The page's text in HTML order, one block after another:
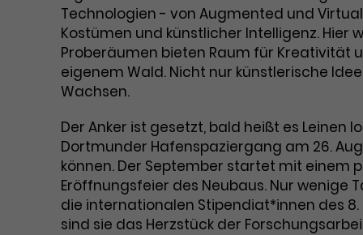
Technologien - von Augmented und
Kostümen und künstlicher Intelligenz.
Proberäumen bieten Raum für Kreativität
eigenem Wald. Nicht nur künstlerische
Wachsen.
Der Anker ist gesetzt, bald heißt es Leinen
Dortmunder Hafenspaziergang am 26.
können. Der September startet mit einem
Eröffnungsfeier des Neubaus. Nur
die internationalen Stipendiat*innen des 8.
sind sie das Herzstück der